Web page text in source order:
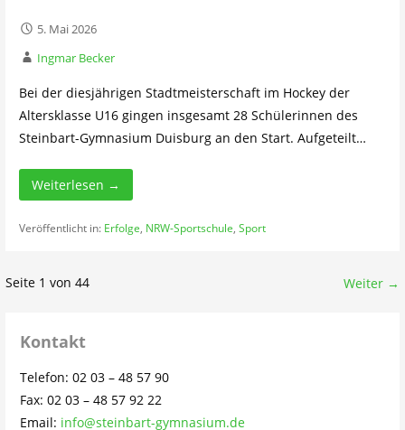
5. Mai 2026
Ingmar Becker
Bei der diesjährigen Stadtmeisterschaft im Hockey der
Altersklasse U16 gingen insgesamt 28 Schülerinnen des
Steinbart-Gymnasium Duisburg an den Start. Aufgeteilt…
Weiterlesen →
Veröffentlicht in: Erfolge, NRW-Sportschule, Sport
Beitrag
Seite 1 von 44 Weiter →
Kontakt
Telefon: 02 03 – 48 57 90
Fax: 02 03 – 48 57 92 22
Email: info@steinbart-gymnasium.de